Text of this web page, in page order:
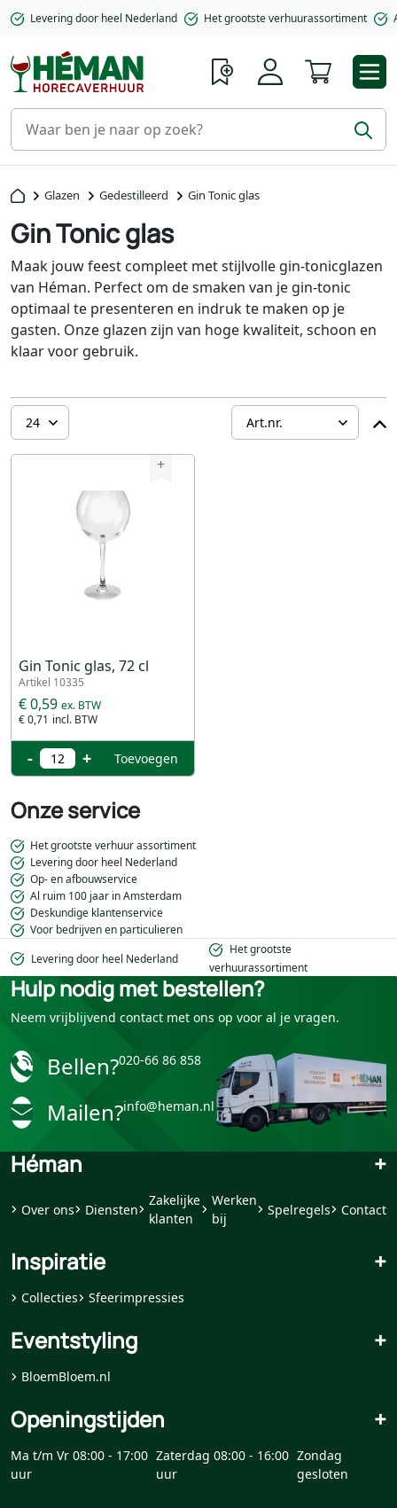
Levering door heel Nederland Het grootste verhuurassortiment
Onze service
Het grootste verhuur assortiment
Levering door heel Nederland
Op- en afbouwservice
Al ruim 100 jaar in Amsterdam
Deskundige klantenservice
Voor bedrijven en particulieren
Glazen Gedestilleerd Gin Tonic glas
Gin Tonic glas
Maak jouw feest compleet met stijlvolle gin-tonicglazen
van Héman. Perfect om de smaken van je gin-tonic
optimaal te presenteren en indruk te maken op je
gasten. Onze glazen zijn van hoge kwaliteit, schoon en
klaar voor gebruik.
+
Gin Tonic glas, 72 cl
Artikel 10335
€ 0,71
€ 0,59
- + Toevoegen
Levering door heel Nederland
Het grootste
verhuurassortiment
Hulp nodig met bestellen?
Neem vrijblijvend contact met ons op voor al je vragen.
Bellen?020-66 86 858
Mailen?info@heman.nl
Héman +
Over ons Diensten
Zakelijke
klanten
Werken
bij
Spelregels Contact
Inspiratie +
Collecties Sfeerimpressies
Eventstyling +
BloemBloem.nl
Openingstijden +
Ma t/m Vr 08:00 - 17:00
uur
Zaterdag 08:00 - 16:00
uur
Zondag
gesloten